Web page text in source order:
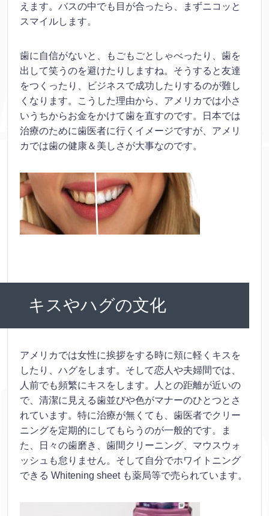
えます。バスの中でも目が合ったら、まずニコッと
スマイルします。
歯に自信がないと、もごもごとしゃべったり、歯を
出して笑うのを避けたりしますね。そうすると友達
をつくったり、ビジネスで成功したりするのが難し
くなります。こうした理由から、アメリカでは小さ
いうちからお金をかけて歯を直すのです。日本では
治療のために歯医者に行くイメージですが、アメリ
カでは歯の健康＆美しさが大事なのです。
キスやハグの文化
アメリカでは女性に挨拶をする時に頬に軽くキスを
したり、ハグをします。そして恋人や夫婦間では、
人前でも頻繁にキスをします。人との距離が近いの
で、清潔に見える歯並びや色がマナーのひとつとさ
れています。特に治療が無くても、歯医者でクリー
ニングを定期的にしてもらうのが一般的です。ま
た、日々の歯磨き、歯間クリーニング、マウスウォ
ッシュも怠りません。そして自分でホワイトニング
できる Whitening sheet も薬局等で売られています。